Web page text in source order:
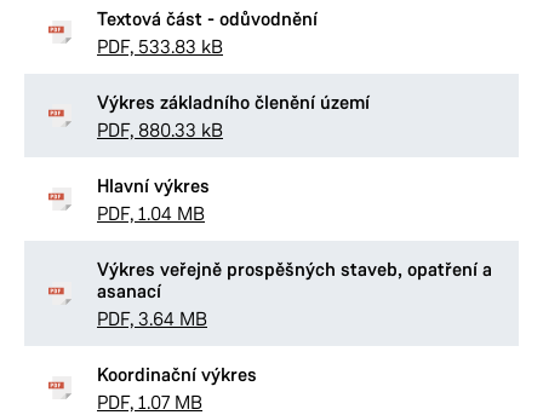
Textová část - odůvodnění
PDF, 533.83 kB
Výkres základního členění území
PDF, 880.33 kB
Hlavní výkres
PDF, 1.04 MB
Výkres veřejně prospěšných staveb, opatření a
asanací
PDF, 3.64 MB
Koordinační výkres
PDF, 1.07 MB